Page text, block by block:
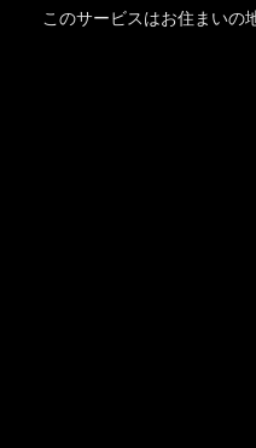
このサービスはお住まいの